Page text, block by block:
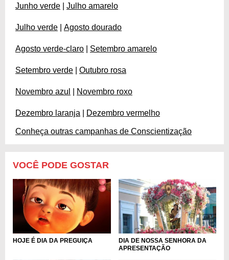
Junho verde Julho amarelo
Julho verde Agosto dourado
Agosto verde-claro Setembro amarelo
Setembro verde Outubro rosa
Novembro azul Novembro roxo
Dezembro laranja Dezembro vermelho
Conheça outras campanhas de Conscientização
VOCÊ PODE GOSTAR
HOJE É DIA DA PREGUIÇA
DIA DE NOSSA SENHORA DA
APRESENTAÇÃO